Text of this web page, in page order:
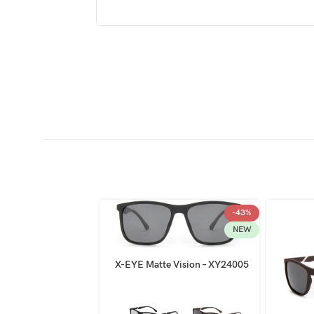
-43%
NEW
X-EYE Matte Vision – XY24005